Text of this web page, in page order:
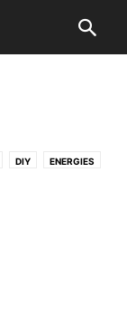
DIY ENERGIES